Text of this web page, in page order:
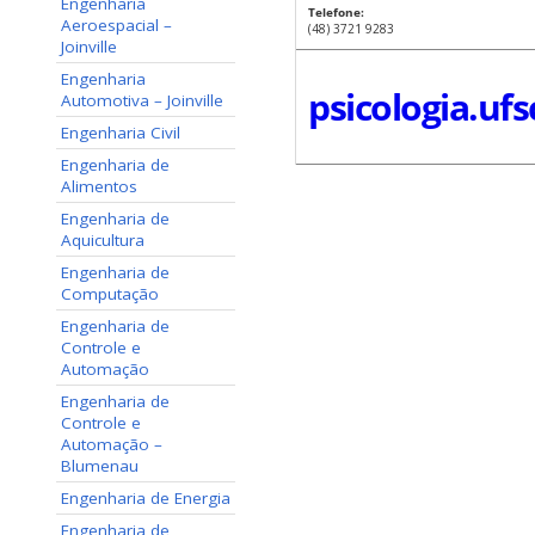
Aeroespacial –
Joinville
Engenharia
Automotiva – Joinville
Engenharia Civil
Engenharia de
Alimentos
Engenharia de
Aquicultura
Engenharia de
Computação
Engenharia de
Controle e
Automação
Engenharia de
Controle e
Automação –
Blumenau
Engenharia de Energia
Engenharia de
Telefone:
(48) 3721 9283